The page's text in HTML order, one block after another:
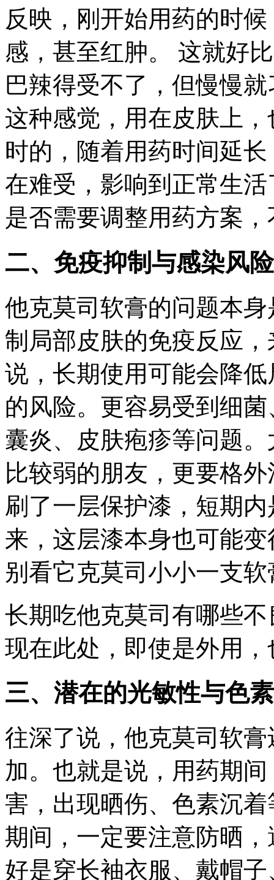
反映，刚开始用药的时
感，甚至红肿。 这就好
巴辣得受不了，但慢慢
这种感觉，用在皮肤上
时的，随着用药时间延
在难受，影响到正常生
是否需要调整用药方案
二、免疫抑制与感染风险
他克莫司软膏的问题本
制局部皮肤的免疫反应
说，长期使用可能会降
的风险。更容易受到细
囊炎、皮肤疱疹等问题
比较弱的朋友，更要格
刷了一层保护漆，短期
来，这层漆本身也可能
别看它克莫司小小一支
长期吃他克莫司有哪些
现在此处，即使是外用
三、潜在的光敏性与色
往深了说，他克莫司软
加。也就是说，用药期
害，出现晒伤、色素沉
期间，一定要注意防晒
好是穿长袖衣服、戴帽